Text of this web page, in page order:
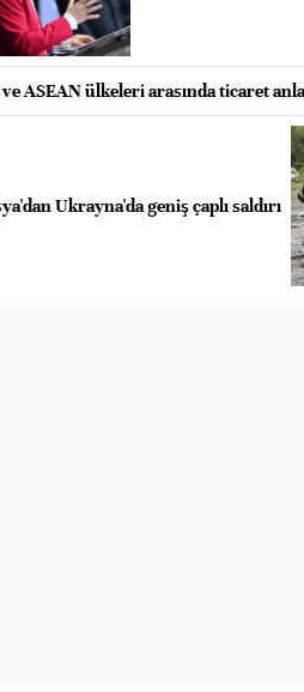
ASEAN ülkeleri arasında ticaret
Ukrayna'da geniş çaplı saldırı